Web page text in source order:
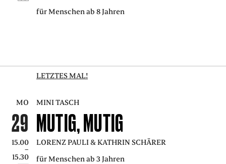
für Menschen ab 8 Jahren
LETZTES MAL!
MO
29
15.00
–
15.30
MINI TASCH
MUTIG, MUTIG
LORENZ PAULI & KATHRIN SCHÄRER
für Menschen ab 3 Jahren